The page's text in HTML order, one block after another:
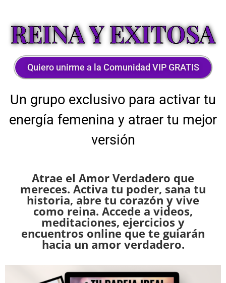
REINA Y EXITOSA
Quiero unirme a la Comunidad VIP GRATIS
Un grupo exclusivo para activar tu
energía femenina y atraer tu mejor
versión
Atrae el Amor Verdadero que
mereces. Activa tu poder, sana tu
historia, abre tu corazón y vive
como reina. Accede a videos,
meditaciones, ejercicios y
encuentros online que te guiarán
hacia un amor verdadero.